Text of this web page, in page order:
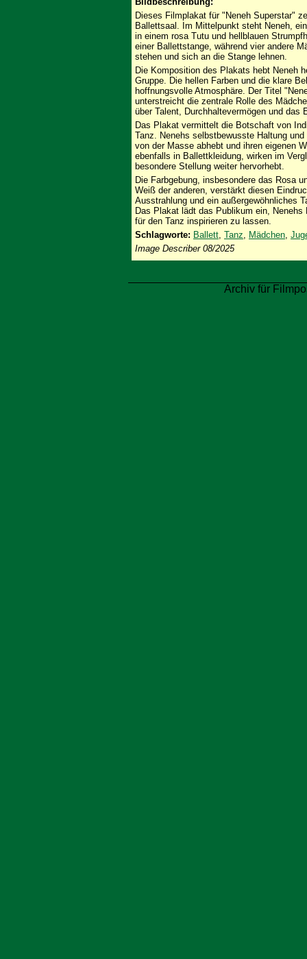
Dieses Filmplakat für "Neneh Superstar"
Ballettsaal. Im Mittelpunkt steht Neneh,
in einem rosa Tutu und hellblauen
einer Ballettstange, während vier andere
stehen und sich an die Stange lehnen.
Die Komposition des Plakats hebt Neneh
Gruppe. Die hellen Farben und die klare
hoffnungsvolle Atmosphäre. Der Titel
unterstreicht die zentrale Rolle des
über Talent, Durchhaltevermögen und das
Das Plakat vermittelt die Botschaft von
Tanz. Nenehs selbstbewusste Haltung
von der Masse abhebt und ihren eigenen
ebenfalls in Ballettkleidung, wirken im
besondere Stellung weiter hervorhebt.
Die Farbgebung, insbesondere das Rosa
Weiß der anderen, verstärkt diesen
Ausstrahlung und ein außergewöhnliches
Das Plakat lädt das Publikum ein,
für den Tanz inspirieren zu lassen.
Schlagworte: Ballett, Tanz, Mädchen,
Image Describer 08/2025
Archiv für